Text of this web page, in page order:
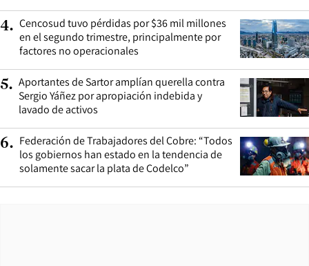
4. Cencosud tuvo pérdidas por $36 mil millones
en el segundo trimestre, principalmente por
factores no operacionales
5. Aportantes de Sartor amplían querella contra
Sergio Yáñez por apropiación indebida y
lavado de activos
6. Federación de Trabajadores del Cobre: “Todos
los gobiernos han estado en la tendencia de
solamente sacar la plata de Codelco”